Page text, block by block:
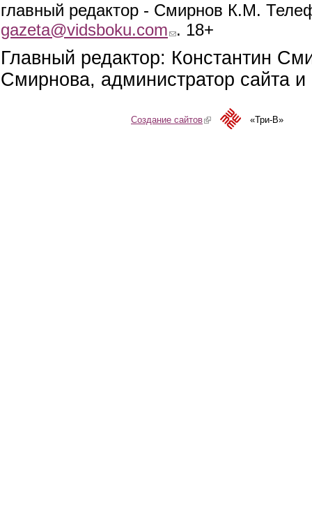
главный редактор - Смирнов К.М.
gazeta@vidsboku.com (link sends e-mail)
. 18+
Главный редактор: Константин
Смирнова, администратор сайта
Создание сайтов(link is external)«Три-В»